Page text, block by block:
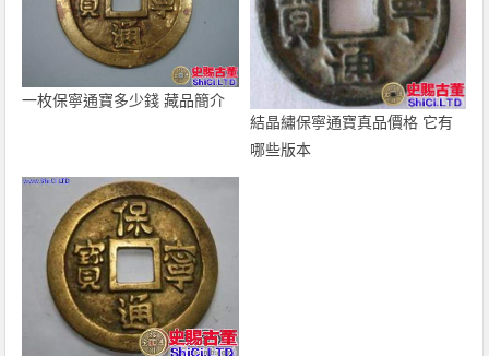
一枚保寧通寶多少錢 藏品簡介
結晶繡保寧通寶真品價格 它有
哪些版本